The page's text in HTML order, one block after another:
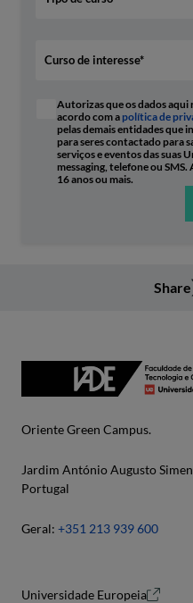
Autorizas que os dados
acordo com apolítica de
pelas demais entidades que
para seres contactado para
serviços e eventos das suas
messaging, telefone ou
16 anos ou mais.
Share
Oriente Green Campus.
Jardim António Augusto
Portugal
Geral: +351 213 939 600
Universidade Europeia